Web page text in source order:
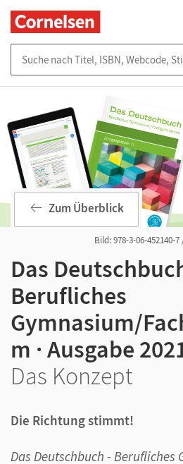
Bild: 978-3-06-452140-
Zum Überblick
Das
Berufliches
Gymnasium/
m · Ausgabe
Das Konzept
Die Richtung stimmt!
Das Deutschbuch - Berufliches